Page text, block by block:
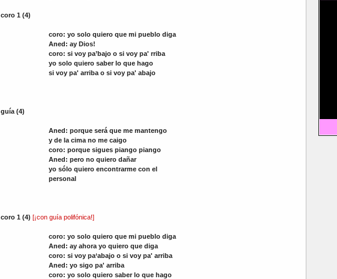
coro 1 (4)
coro: yo solo quiero que mi pueblo diga
Aned: ay Dios!
coro: si voy pa’bajo o si voy pa' rriba
yo solo quiero saber lo que hago
si voy pa' arriba o si voy pa' abajo
guía (4)
Aned: porque será que me mantengo
y de la cima no me caigo
coro: porque sigues piango piango
Aned: pero no quiero dañar
yo sólo quiero encontrarme con el
personal
coro 1 (4) [¡con guía polifónica!]
coro: yo solo quiero que mi pueblo diga
Aned: ay ahora yo quiero que diga
coro: si voy pa‘abajo o si voy pa' arriba
Aned: yo sigo pa' arriba
coro: yo solo quiero saber lo que hago